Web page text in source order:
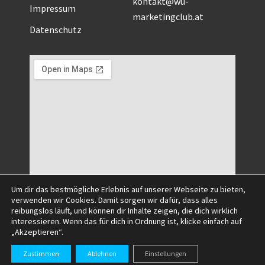
Impressum
Datenschutz
marketingclub.at
©2025 All Right Reserved.
Um dir das bestmögliche Erlebnis auf unserer Webseite zu bieten,
verwenden wir Cookies. Damit sorgen wir dafür, dass alles
reibungslos läuft, und können dir Inhalte zeigen, die dich wirklich
interessieren. Wenn das für dich in Ordnung ist, klicke einfach auf
„Akzeptieren“.
Zustimmen Ablehnen Einstellungen